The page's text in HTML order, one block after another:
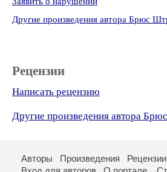
Другие произведения автора Брюс
Рецензии
Написать рецензию
Другие произведения автора
Авторы Произведения Рецензии